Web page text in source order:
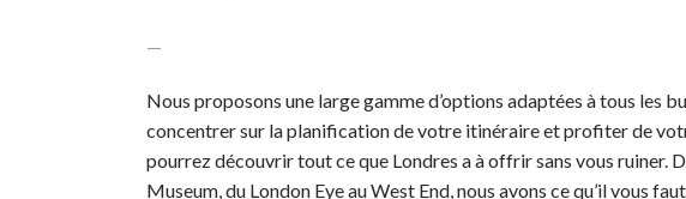
—
Nous proposons une large gamme d’options adaptées à tous les
concentrer sur la planification de votre itinéraire et profiter de
pourrez découvrir tout ce que Londres a à offrir sans vous ruiner.
Museum, du London Eye au West End, nous avons ce qu’il vous